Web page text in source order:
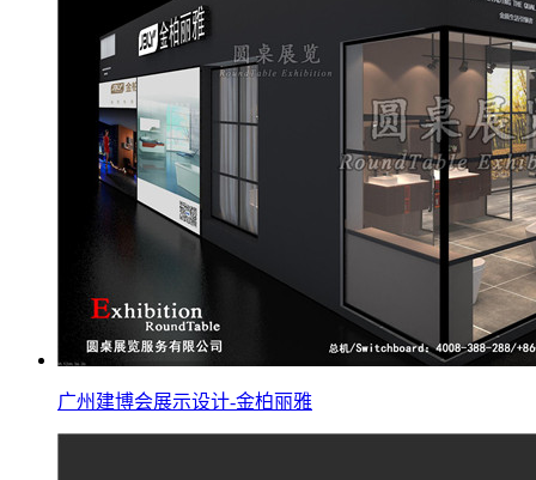
广州建博会展示设计-金柏丽雅